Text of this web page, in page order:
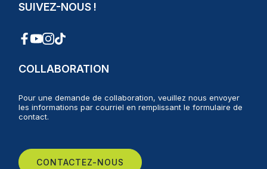
SUIVEZ-NOUS !
COLLABORATION
Pour une demande de collaboration, veuillez nous envoyer
les informations par courriel en remplissant le formulaire de
contact.
CONTACTEZ-NOUS